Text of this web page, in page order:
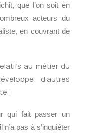
que l’on soit en
acteurs du
en couvrant de
au métier du
d’autres
:
qui fait passer un
n’a pas à s’inquiéter